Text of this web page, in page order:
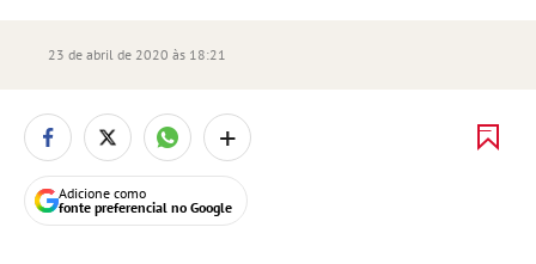
23 de abril de 2020 às 18:21
+
Adicione como
fonte preferencial no Google